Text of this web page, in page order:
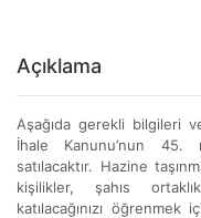
Açıklama
Aşağıda gerekli bilgileri
İhale Kanunu’nun 45.
satılacaktır. Hazine
kişilikler, şahıs
katılacağınızı